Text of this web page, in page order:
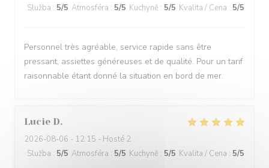
Služba : 5/5 Atmosféra : 5/5 Kuchyně : 5/5 Kvalita / Cena : 5/5
Personnel très agréable, service rapide sans être
pressant, assiettes généreuses et de qualité. Pour un tarif
raisonnable étant donné la situation en bord de mer.
Lucie D
2026-08-06 - 12:15 - Hosté 2
Služba : 5/5 Atmosféra : 5/5 Kuchyně : 5/5 Kvalita / Cena : 5/5